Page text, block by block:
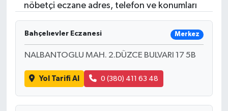
nöbetçi eczane adres, telefon ve konumları
Bahçelıevler Eczanesi Merkez
NALBANTOGLU MAH. 2.DÜZCE BULVARI 17 5B
Yol Tarifi Al 0 (380) 411 63 48
Spor
Yaşam
Yerel Yönetimler
Yurttan